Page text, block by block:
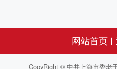
网站首页 丨
CopyRight © 中共上海市委老